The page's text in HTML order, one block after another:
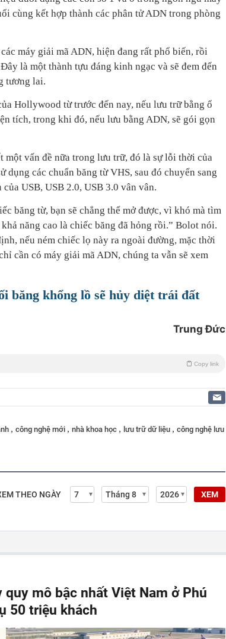
cùng kết hợp thành các phân tử ADN trong phòng
máy giải mã ADN, hiện đang rất phổ biến, rồi
là một thành tựu đáng kinh ngạc và sẽ đem đến
tương lai.
Hollywood từ trước đến nay, nếu lưu trữ bằng ổ
tích, trong khi đó, nếu lưu bằng ADN, sẽ gói gọn
vấn đề nữa trong lưu trữ, đó là sự lỗi thời của
dụng các chuẩn băng từ VHS, sau đó chuyển sang
USB, USB 2.0, USB 3.0 vân vân.
băng từ, bạn sẽ chẳng thể mở được, vì khó mà tìm
năng cao là chiếc băng đã hỏng rồi.” Bolot nói.
nếu ném chiếc lọ này ra ngoài đường, mặc thời
cần có máy giải mã ADN, chúng ta vẫn sẽ xem
băng khổng lồ sẽ hủy diệt trái đất
Trung Đức
Copy link
, công nghệ mới , nhà khoa học , lưu trữ dữ liệu , công nghệ lưu
THEO NGÀY XEM
mô bậc nhất Việt Nam ở Phú
50 triệu khách